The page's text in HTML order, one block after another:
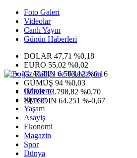
Foto Galeri
Videolar
Canlı Yayın
Günün Haberleri
DOLAR 47,71 %0,18
EURO 55,02 %0,02
G.ALTIN6.503,12 %0,16
GÜMÜŞ 94 %0,03
IMKB13.798,82 %0,70
BITCOIN 64.251 %-0,67
Gündem
Siyaset
Yaşam
Asayiş
Ekonomi
Magazin
Spor
Dünya